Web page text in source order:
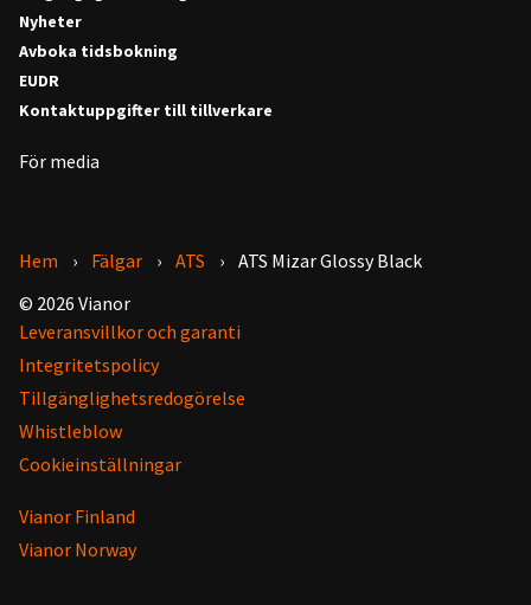
Nyheter
Avboka tidsbokning
EUDR
Kontaktuppgifter till tillverkare
För media
Hem Fälgar ATS
ATS Mizar Glossy Black
© 2026 Vianor
Leveransvillkor och garanti
Integritetspolicy
Tillgänglighetsredogörelse
Whistleblow
Cookieinställningar
Vianor Finland
Vianor Norway